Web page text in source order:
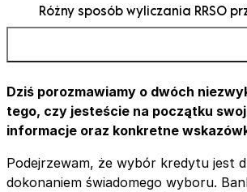
Różny sposób wyliczania RRSO
RRSO a okres kredytowania
Ta sama wysokość RRSO, ale
Jeśli nie RRSO, to na jakiej
mieszkaniowy?
Dziś porozmawiamy o dwóch
tego, czy jesteście na początku
informacje oraz konkretne
Podejrzewam, że wybór kredytu jest
dokonaniem świadomego wyboru.